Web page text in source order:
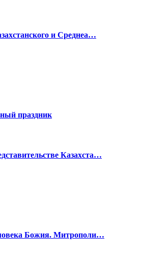
и Среднеа…
праздник
Казахста…
Божия. Митрополи…